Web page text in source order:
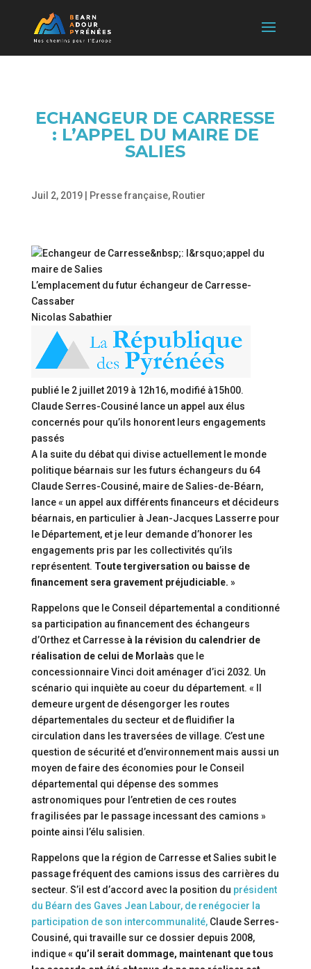
ECHANGEUR DE CARRESSE
: L’APPEL DU MAIRE DE
SALIES
Juil 2, 2019| Presse française, Routier
L’emplacement du futur échangeur de Carresse-
Cassaber
Nicolas Sabathier
publié le 2 juillet 2019 à 12h16, modifié à15h00.
Claude Serres-Cousiné lance un appel aux élus
concernés pour qu’ils honorent leurs engagements
passés
A la suite du débat qui divise actuellement le monde
politique béarnais sur les futurs échangeurs du 64
Claude Serres-Cousiné, maire de Salies-de-Béarn,
lance « un appel aux différents financeurs et décideurs
béarnais, en particulier à Jean-Jacques Lasserre pour
le Département, et je leur demande d’honorer les
engagements pris par les collectivités qu’ils
représentent. Toute tergiversation ou baisse de
financement sera gravement préjudiciable. »
Rappelons que le Conseil départemental a conditionné
sa participation au financement des échangeurs
d’Orthez et Carresseà la révision du calendrier de
réalisation de celui de Morlaàs que le
concessionnaire Vinci doit aménager d’ici 2032. Un
scénario qui inquiète au coeur du département. « Il
demeure urgent de désengorger les routes
départementales du secteur et de fluidifier la
circulation dans les traversées de village. C’est une
question de sécurité et d’environnement mais aussi un
moyen de faire des économies pour le Conseil
départemental qui dépense des sommes
astronomiques pour l’entretien de ces routes
fragilisées par le passage incessant des camions »
pointe ainsi l’élu salisien.
Rappelons que la région de Carresse et Salies subit le
passage fréquent des camions issus des carrières du
secteur. S’il est d’accord avec la position du président
du Béarn des Gaves Jean Labour, de renégocier la
participation de son intercommunalité, Claude Serres-
Cousiné, qui travaille sur ce dossier depuis 2008,
indique« qu’il serait dommage, maintenant que tous